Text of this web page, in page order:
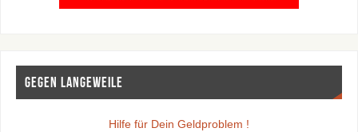
Gegen Langeweile
Hilfe für Dein Geldproblem !